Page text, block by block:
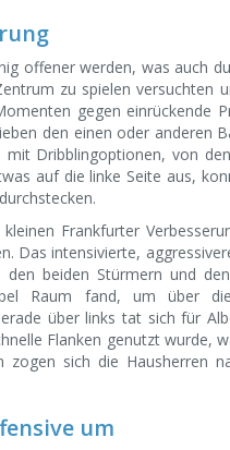
offener werden, was auch
zu spielen versuchten
gegen einrückende
den einen oder anderen
Dribblingoptionen, von
auf die linke Seite aus,
Frankfurter
Das intensivierte,
den beiden Stürmern und
Raum fand, um über
über links tat sich für
Flanken genutzt wurde,
zogen sich die Hausherren
um